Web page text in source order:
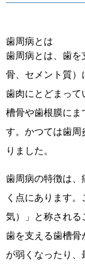
歯周病とは
歯周病とは、歯を
骨、セメント質）
歯肉にとどまって
槽骨や歯根膜にま
す。かつては歯周
りました。
歯周病の特徴は、
く点にあります。
気）」と称される
歯を支える歯槽骨
が弱くなったり、